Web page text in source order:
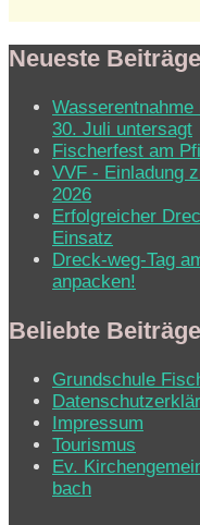
Neueste Beiträge
30. Juli untersagt
Fischerfest am
VVF - Einladung
2026
Erfolgreicher
Einsatz
Dreck-weg-Tag
anpacken!
Beliebte Beiträge
Grundschule
Impressum
Tourismus
Ev.
bach